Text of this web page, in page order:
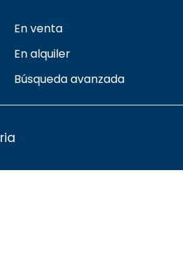
En venta
En alquiler
Búsqueda avanzada